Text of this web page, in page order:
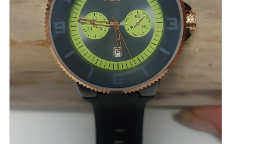
Fashion
ON THE BEACH
Charmin*s